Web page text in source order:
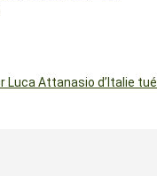
Luca Attanasio d’Italie tué